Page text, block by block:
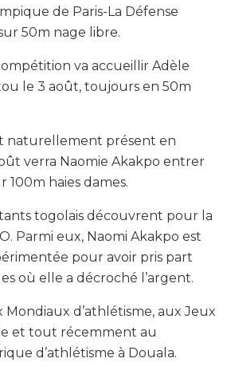
de Paris-La Défense
50m nage libre.
va accueillir Adèle
le 3 août, toujours en 50m
naturellement présent en
verra Naomie Akakpo entrer
haies dames.
togolais découvrent pour la
Parmi eux, Naomi Akakpo est
pour avoir pris part
où elle a décroché l’argent.
Mondiaux d’athlétisme, aux Jeux
et tout récemment au
d’athlétisme à Douala.